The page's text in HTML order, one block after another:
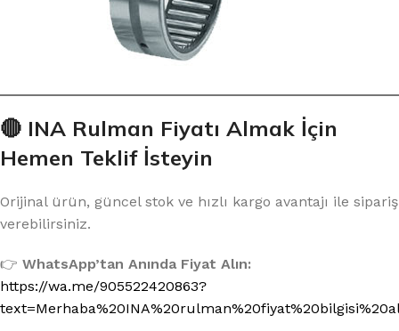
🔴 INA Rulman Fiyatı Almak İçin
Hemen Teklif İsteyin
Orijinal ürün, güncel stok ve hızlı kargo avantajı ile sipariş
verebilirsiniz.
👉 WhatsApp’tan Anında Fiyat Alın:
https://wa.me/905522420863?